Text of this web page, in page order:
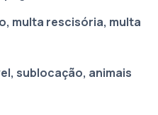
multa rescisória, multa
sublocação, animais